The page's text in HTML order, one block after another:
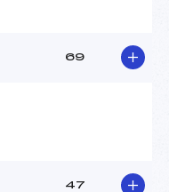
69
47